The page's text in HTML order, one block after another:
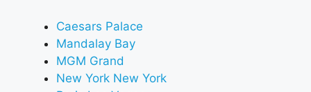
Caesars Palace
Mandalay Bay
MGM Grand
New York New York